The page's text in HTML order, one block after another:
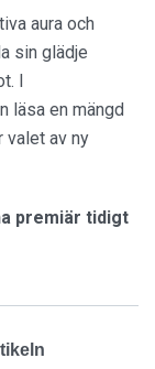
aura och
sin glädje
I
läsa en mängd
valet av ny
premiär tidigt